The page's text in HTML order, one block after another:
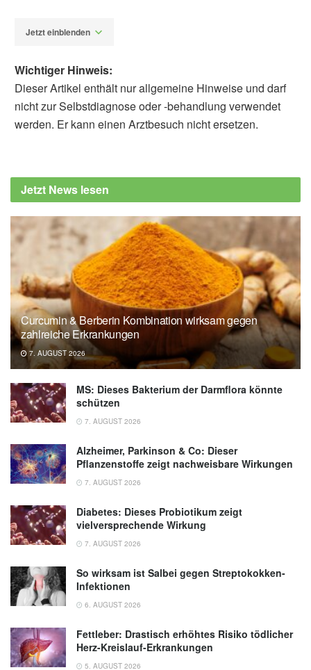
Jetzt einblenden
Allgemeinmedizin (Reihe, Intensivkurs WB)
(Deutsch), 4. Auflage, Thieme, 2004
Fritsch, Peter: Dermatologie und
Venerologie, Springer, 1998
Pressemitteilung der Johannes Gutenberg
Universität Mainz vom 22.06.2016: Bildung
des Bräunungspigments Melanin
entschlüsselt: Wissenschaftler aus Mainz
und Kiel decken molekularen Mechanismus
der Melaninbildung durch Mutation beteiligter
Enzyme auf. (Abruf am 15.07.2021), Uni
Wichtiger Hinweis:
Dieser Artikel enthält nur allgemeine Hinweise und darf
nicht zur Selbstdiagnose oder -behandlung verwendet
werden. Er kann einen Arztbesuch nicht ersetzen.
Jetzt News lesen
Curcumin & Berberin Kombination wirksam gegen
zahlreiche Erkrankungen
7. AUGUST 2026
MS: Dieses Bakterium der Darmflora könnte
schützen
7. AUGUST 2026
Alzheimer, Parkinson & Co: Dieser
Pflanzenstoffe zeigt nachweisbare Wirkungen
7. AUGUST 2026
Diabetes: Dieses Probiotikum zeigt
vielversprechende Wirkung
7. AUGUST 2026
So wirksam ist Salbei gegen Streptokokken-
Infektionen
6. AUGUST 2026
Fettleber: Drastisch erhöhtes Risiko tödlicher
Herz-Kreislauf-Erkrankungen
5. AUGUST 2026